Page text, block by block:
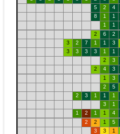
5
2
4
8
1
1
1
1
2
6
2
3
2 7 1 1
3
3
3 3 3 1
1
2
3
2
4
3
1
3
2
5
2
3 1 1
1
3
1
1
2 1 1
4
2
2 1
5
3
3
1